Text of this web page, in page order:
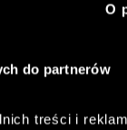
O
do partnerów
treści i